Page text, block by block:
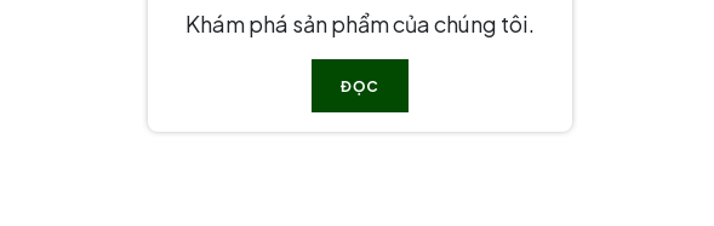
Khám phá sản phẩm của chúng tôi.
ĐỌC